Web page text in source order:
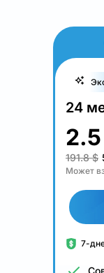
24
2.5
191.8 $
Может
7-